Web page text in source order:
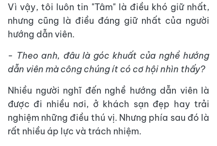
Vì vậy, tôi luôn tin "Tâm" là điều khó giữ nhất,
nhưng cũng là điều đáng giữ nhất của người
hướng dẫn viên.
- Theo anh, đâu là góc khuất của nghề hướng
dẫn viên mà công chúng ít có cơ hội nhìn thấy?
Nhiều người nghĩ đến nghề hướng dẫn viên là
được đi nhiều nơi, ở khách sạn đẹp hay trải
nghiệm những điều thú vị. Nhưng phía sau đó là
rất nhiều áp lực và trách nhiệm.